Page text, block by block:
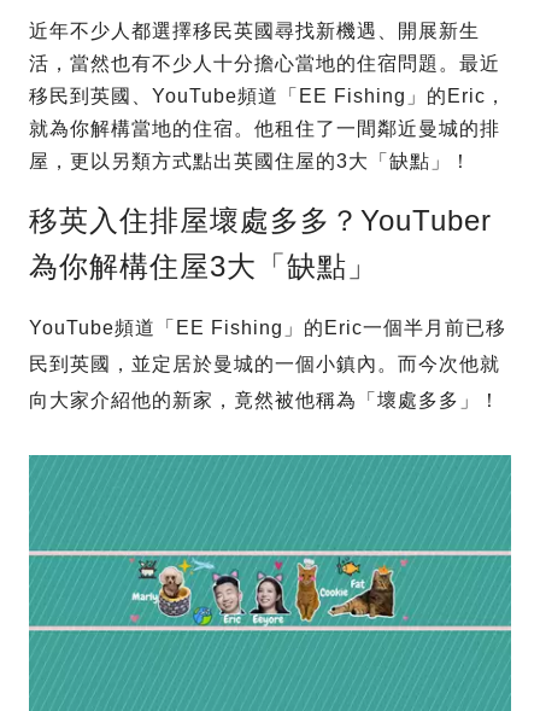
近年不少人都選擇移民英國尋找新機遇、開展新生
活，當然也有不少人十分擔心當地的住宿問題。最近
移民到英國、YouTube頻道「EE Fishing」的Eric，
就為你解構當地的住宿。他租住了一間鄰近曼城的排
屋，更以另類方式點出英國住屋的3大「缺點」！
移英入住排屋壞處多多？YouTuber
為你解構住屋3大「缺點」
YouTube頻道「EE Fishing」的Eric一個半月前已移
民到英國，並定居於曼城的一個小鎮內。而今次他就
向大家介紹他的新家，竟然被他稱為「壞處多多」！